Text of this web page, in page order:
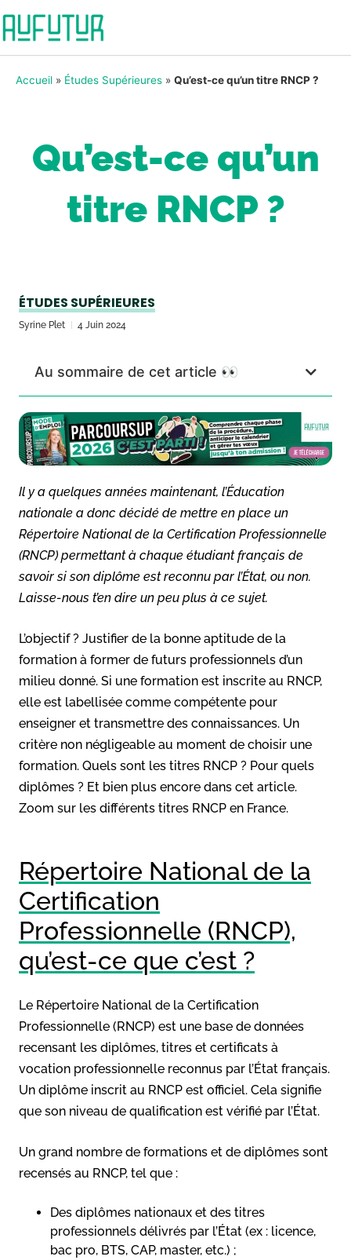
Accueil » Études Supérieures » Qu’est-ce qu’un titre RNCP ?
Qu’est-ce qu’un
titre RNCP ?
ÉTUDES SUPÉRIEURES
Syrine Plet 4 Juin 2024
Au sommaire de cet article 👀
Il y a quelques années maintenant, l’Éducation
nationale a donc décidé de mettre en place un
Répertoire National de la Certification Professionnelle
(RNCP) permettant à chaque étudiant français de
savoir si son diplôme est reconnu par l’État, ou non.
Laisse-nous t’en dire un peu plus à ce sujet.
L’objectif ? Justifier de la bonne aptitude de la
formation à former de futurs professionnels d’un
milieu donné. Si une formation est inscrite au RNCP,
elle est labellisée comme compétente pour
enseigner et transmettre des connaissances. Un
critère non négligeable au moment de choisir une
formation. Quels sont les titres RNCP ? Pour quels
diplômes ? Et bien plus encore dans cet article.
Zoom sur les différents titres RNCP en France.
Répertoire National de la
Certification
Professionnelle (RNCP),
qu’est-ce que c’est ?
Le Répertoire National de la Certification
Professionnelle (RNCP) est une base de données
recensant les diplômes, titres et certificats à
vocation professionnelle reconnus par l’État français.
Un diplôme inscrit au RNCP est officiel. Cela signifie
que son niveau de qualification est vérifié par l’État.
Un grand nombre de formations et de diplômes sont
recensés au RNCP, tel que :
Des diplômes nationaux et des titres
professionnels délivrés par l’État (ex : licence,
bac pro, BTS, CAP, master, etc.) ;